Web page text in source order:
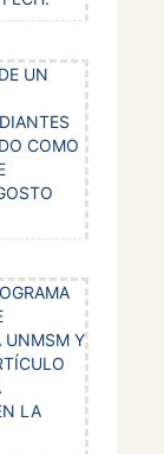
UN
COMO
UNMSM Y
LA